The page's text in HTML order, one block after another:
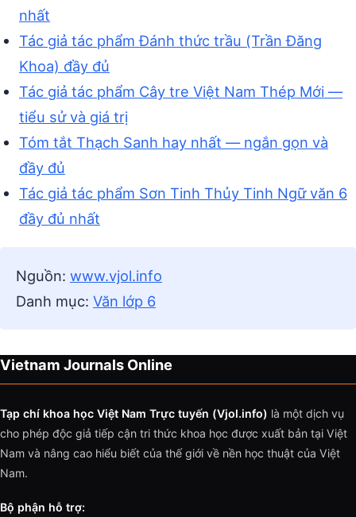
nhất
Tác giả tác phẩm Đánh thức trầu (Trần Đăng
Khoa) đầy đủ
Tác giả tác phẩm Cây tre Việt Nam Thép Mới —
tiểu sử và giá trị
Tóm tắt Thạch Sanh hay nhất — ngắn gọn và
đầy đủ
Tác giả tác phẩm Sơn Tinh Thủy Tinh Ngữ văn 6
đầy đủ nhất
Nguồn: www.vjol.info
Danh mục: Văn lớp 6
Vietnam Journals Online
Tạp chí khoa học Việt Nam Trực tuyến (Vjol.info) là một dịch vụ
cho phép độc giả tiếp cận tri thức khoa học được xuất bản tại Việt
Nam và nâng cao hiểu biết của thế giới về nền học thuật của Việt
Nam.
Bộ phận hỗ trợ: